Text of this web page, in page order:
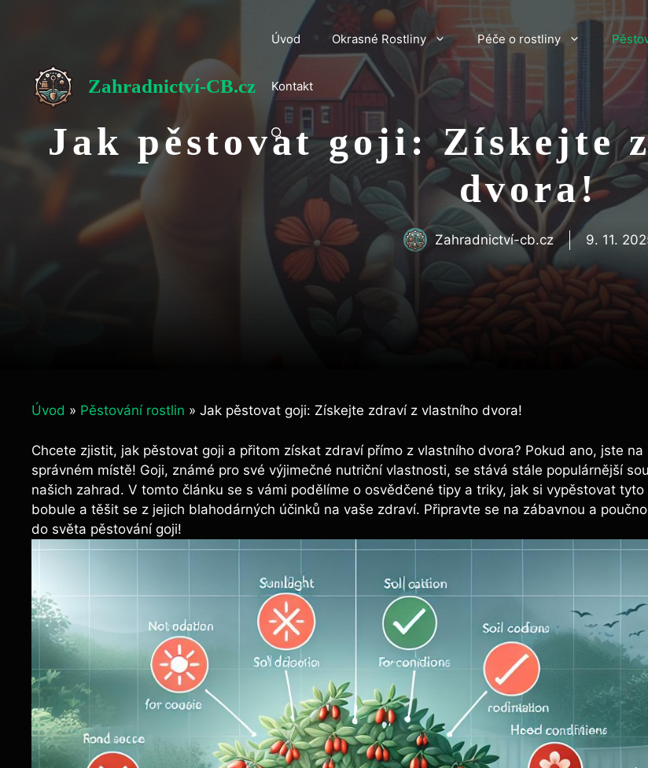
Zahradnictví-CB.cz
Úvod Okrasné Rostliny Péče o rostliny
Kontakt
Jak pěstovat goji: Získejte
dvora!
Zahradnictví-cb.cz 9. 11.
Úvod » Pěstování rostlin » Jak pěstovat goji: Získejte zdraví z vlastního dvora!
Chcete zjistit, jak pěstovat goji a přitom získat zdraví přímo z vlastního dvora? Pokud ano, jste na
správném místě! Goji, známé pro své výjimečné nutriční vlastnosti, se stává stále populárnější
našich zahrad. V tomto článku se s vámi podělíme o osvědčené tipy a triky, jak si vypěstovat tyto
bobule a těšit se z jejich blahodárných účinků na vaše zdraví. Připravte se na zábavnou a
do světa pěstování goji!